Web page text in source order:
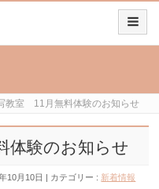
教室 11月無料体験のお知らせ
体験のお知らせ
10月10日 カテゴリー : 新着情報